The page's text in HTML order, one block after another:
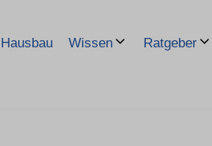
Hausbau Wissen Ratgeber